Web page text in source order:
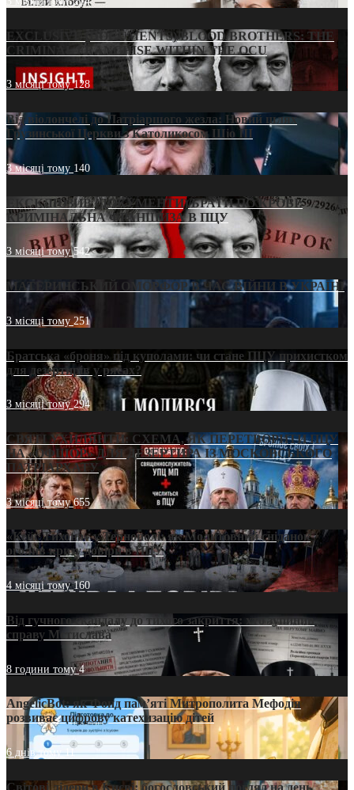
EXCLUSIVE (DOCUMENTS)/BLOOD BROTHERS: THE
CRIMINAL FRANCHISE WITHIN THE OCU
3 місяці тому128
Від віолончелі до Патріаршого жезла: Новий шлях
Грузинської Церкви з Католикосом Шіо III
3 місяці тому 140
ЕКСКЛЮЗИВ (ДОКУМЕНТИ)/БРАТИ ПО КРОВІ:
КРИМІНАЛЬНА ФРАНШИЗА В ПЦУ
3 місяці тому542
МАТЕРИНСЬКИЙ ОМОРФОР В ЧАС ВІЙНИ В УКРАЇНІ
3 місяці тому251
Братська «броня» під куполами: чи стане ПЦУ прихистком
для дезертирів у рясах?
3 місяці тому294
СВЯТІ УХИЛЯНТИ: СХЕМА, ЯК ПЕРЕТВОРИТИ ПЦУ
НА «ОФШОР» ДЛЯ ДЕЗЕРТИРА ІЗ МОСКОВСЬКОГО
ПАТРІАРХАТУ
3 місяці тому655
«Кейс Тихона» у Тернополі: як Молитовний сніданок
оголив кризу довіри в ПЦУ
4 місяці тому160
Від гучного скандалу до тихого закриття: хто зупинив
справу Мстислава
8 години тому4
AngelicBot: як Фонд пам’яті Митрополита Мефодія
розвиває цифрову катехизацію дітей
6 днів тому11
Світові лідери в Києві: богословський погляд на день